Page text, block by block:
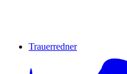
Trauerredner